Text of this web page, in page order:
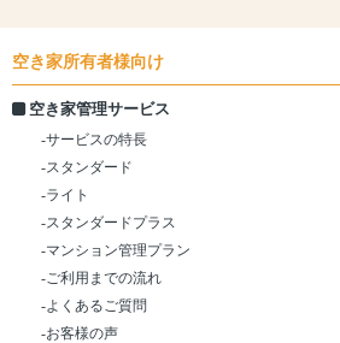
空き家所有者様向け
空き家管理サービス
-サービスの特長
-スタンダード
-ライト
-スタンダードプラス
-マンション管理プラン
-ご利用までの流れ
-よくあるご質問
-お客様の声